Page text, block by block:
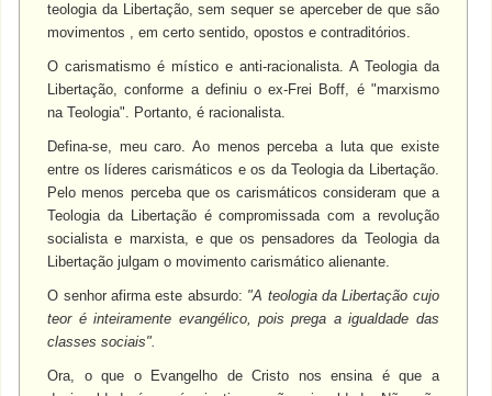
teologia da Libertação, sem sequer se aperceber de que são
movimentos , em certo sentido, opostos e contraditórios.
O carismatismo é místico e anti-racionalista. A Teologia da
Libertação, conforme a definiu o ex-Frei Boff, é "marxismo
na Teologia". Portanto, é racionalista.
Defina-se, meu caro. Ao menos perceba a luta que existe
entre os líderes carismáticos e os da Teologia da Libertação.
Pelo menos perceba que os carismáticos consideram que a
Teologia da Libertação é compromissada com a revolução
socialista e marxista, e que os pensadores da Teologia da
Libertação julgam o movimento carismático alienante.
O senhor afirma este absurdo: "A teologia da Libertação cujo
teor é inteiramente evangélico, pois prega a igualdade das
classes sociais".
Ora, o que o Evangelho de Cristo nos ensina é que a